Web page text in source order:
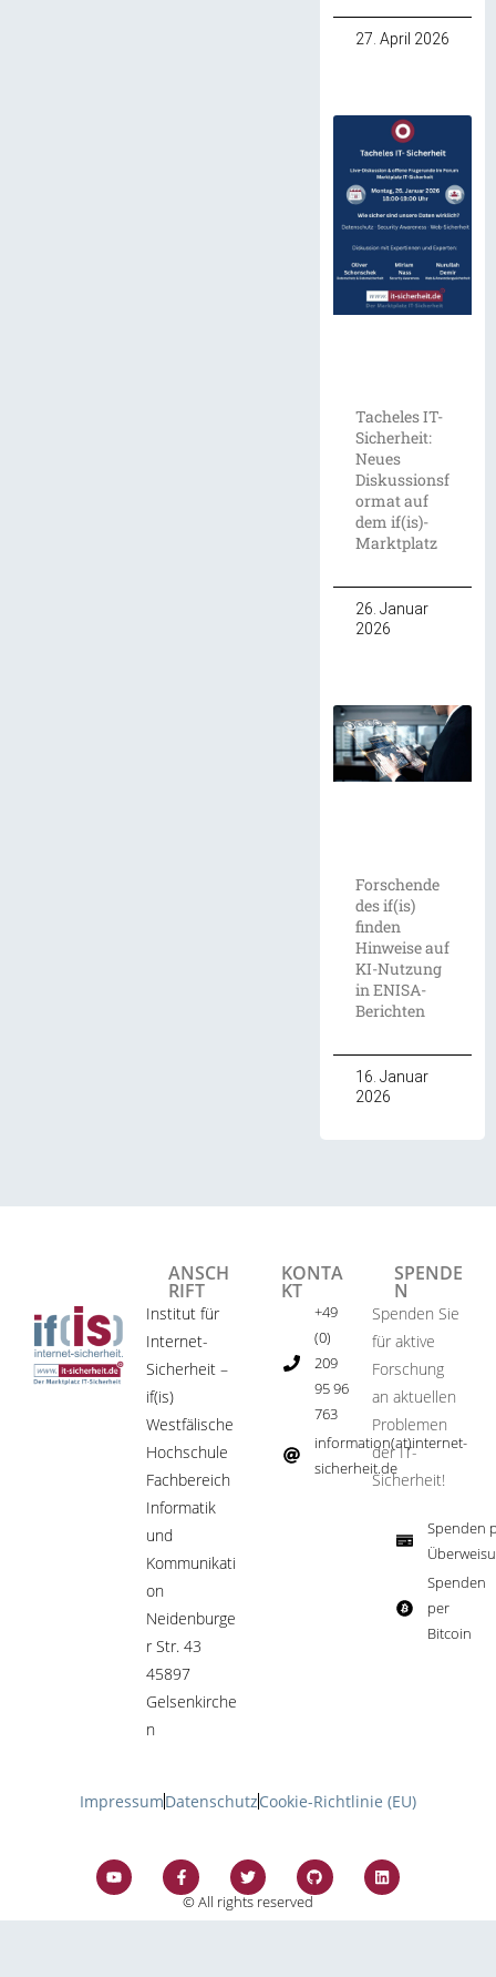
27. April 2026
Tacheles IT-
Sicherheit:
Neues
Diskussionsf
ormat auf
dem if(is)-
Marktplatz
26. Januar
2026
Forschende
des if(is)
finden
Hinweise auf
KI-Nutzung
in ENISA-
Berichten
16. Januar
2026
ANSCH
RIFT
Institut für
Internet-
Sicherheit –
if(is)
Westfälische
Hochschule
Fachbereich
Informatik
und
Kommunikati
on
Neidenburge
r Str. 43
45897
Gelsenkirche
n
KONTA
KT
+49
(0)
209
95 96
763
information(at)internet-
sicherheit.de ​
SPENDE
N
Spenden Sie
für aktive
Forschung
an aktuellen
Problemen
der IT-
Sicherheit!​
Spenden
Spenden
per
Bitcoin​
ImpressumDatenschutzCookie-Richtlinie (EU)
© All rights reserved